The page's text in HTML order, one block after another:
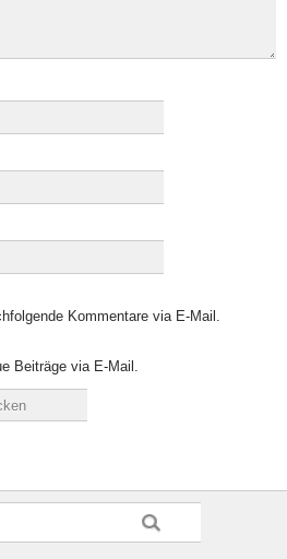
Kommentare via E-Mail.
Beiträge via E-Mail.